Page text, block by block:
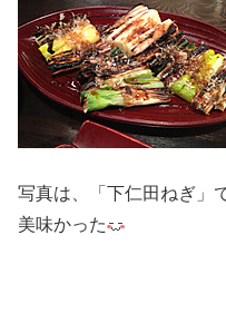
写真は、「下仁田ねぎ」で
美味かった